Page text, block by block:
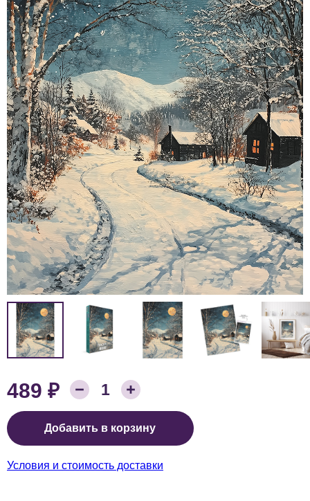
Цена:
489 ₽ Количество товара:
1
Добавить в корзину
Условия и стоимость доставки